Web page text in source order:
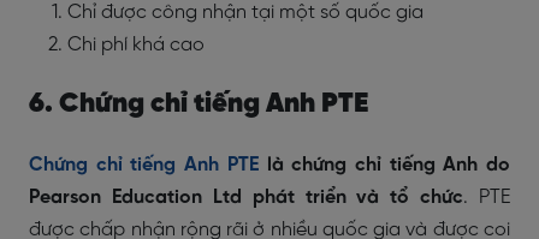
Chỉ được công nhận tại một số quốc gia
Chi phí khá cao
6. Chứng chỉ tiếng Anh PTE
Chứng chỉ tiếng Anh PTElà chứng chỉ tiếng Anh do
Pearson Education Ltd phát triển và tổ chức. PTE
được chấp nhận rộng rãi ở nhiều quốc gia và được coi